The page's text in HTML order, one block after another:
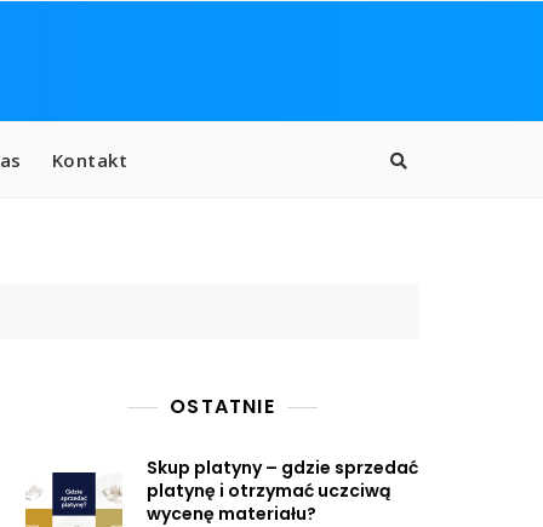
Kontakt
OSTATNIE
Skup platyny – gdzie sprzedać
platynę i otrzymać uczciwą
wycenę materiału?